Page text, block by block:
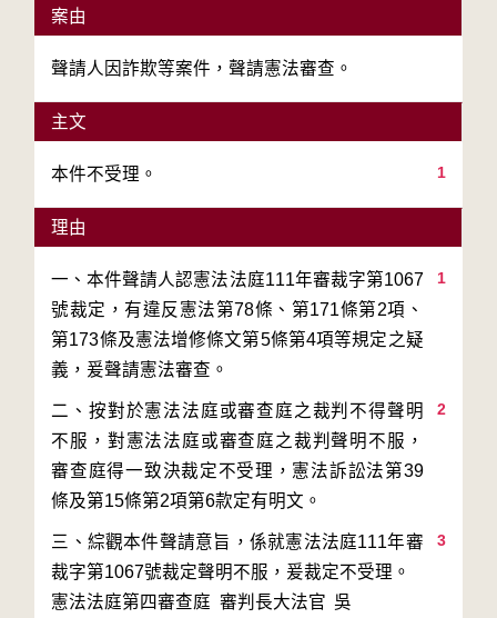
案由
聲請人因詐欺等案件，聲請憲法審查。
主文
1
本件不受理。
理由
1
一、本件聲請人認憲法法庭111年審裁字第1067
號裁定，有違反憲法第78條、第171條第2項、
第173條及憲法增修條文第5條第4項等規定之疑
2
二、按對於憲法法庭或審查庭之裁判不得聲明
不服，對憲法法庭或審查庭之裁判聲明不服，
審查庭得一致決裁定不受理，憲法訴訟法第39
3
三、綜觀本件聲請意旨，係就憲法法庭111年審
裁字第1067號裁定聲明不服，爰裁定不受理。
憲法法庭第四審查庭 審判長大法官 吳